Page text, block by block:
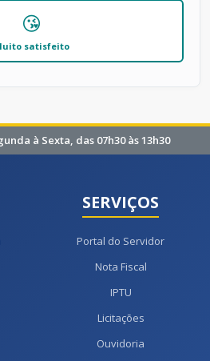
😘
satisfeito
à Sexta, das 07h30 às 13h30
SERVIÇOS
Portal do Servidor
Nota Fiscal
IPTU
Licitações
Ouvidoria